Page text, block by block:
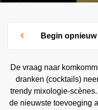
Begin opnieuw
De vraag naar
dranken (cocktails)
trendy mixologie-
de nieuwste toevoeging